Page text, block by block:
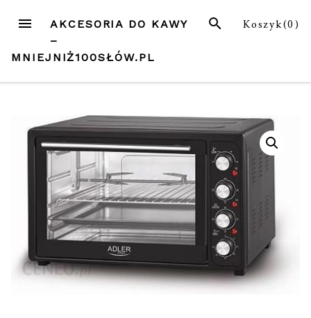
treści
MENU Koszyk(0)
SZUKAJ
AKCESORIA DO KAWY
–
MNIEJNIŻ100SŁÓW.PL